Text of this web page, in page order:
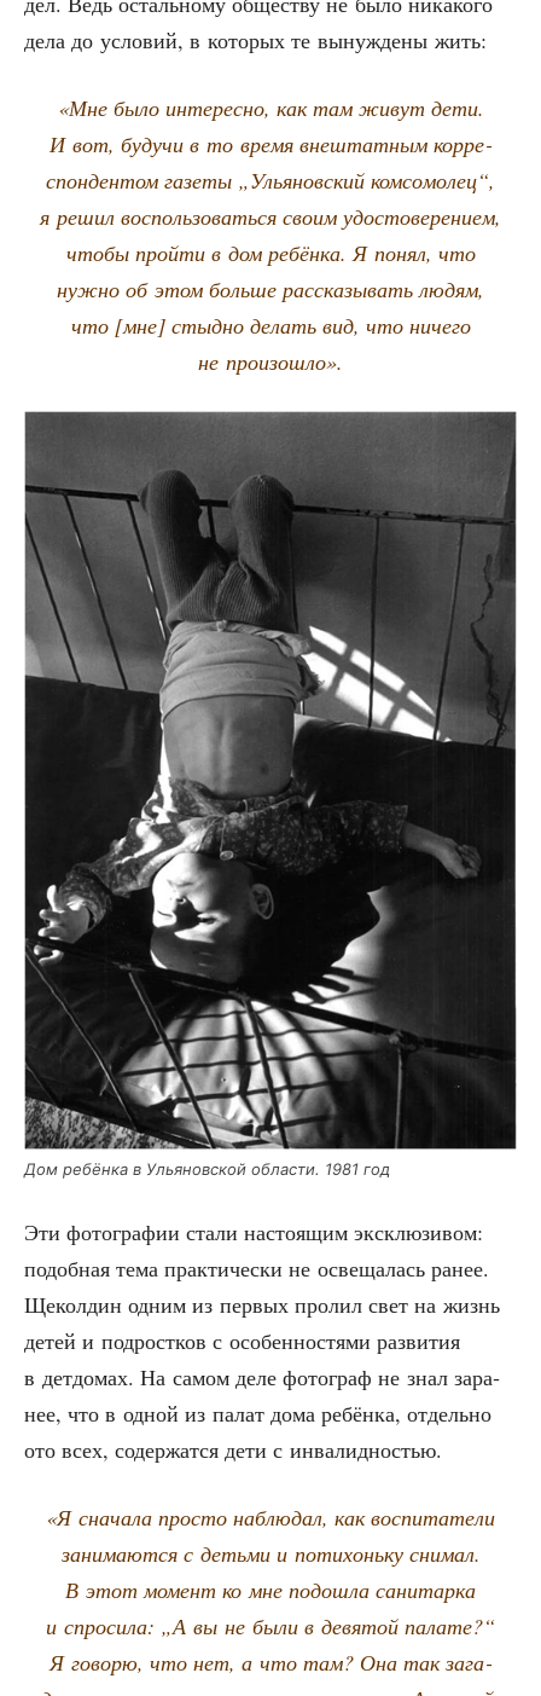
дела до усло­вий, в кото­рых те вынуж­де­ны жить:
«Мне было инте­рес­но, как там живут дети.
И вот, будучи в то вре­мя вне­штат­ным кор­ре­
спон­ден­том газе­ты „Улья­нов­ский ком­со­мо­лец“,
я решил вос­поль­зо­вать­ся сво­им удо­сто­ве­ре­ни­ем,
что­бы прой­ти в дом ребён­ка. Я понял, что
нуж­но об этом боль­ше рас­ска­зы­вать людям,
что [мне] стыд­но делать вид, что ниче­го
не произошло».
Дом ребён­ка в Улья­нов­ской обла­сти. 1981 год
Эти фото­гра­фии ста­ли насто­я­щим экс­клю­зи­вом:
подоб­ная тема прак­ти­че­ски не осве­ща­лась ранее.
Щекол­дин одним из пер­вых про­лил свет на жизнь
детей и под­рост­ков с осо­бен­но­стя­ми раз­ви­тия
в дет­до­мах. На самом деле фото­граф не знал зара­
нее, что в одной из палат дома ребён­ка, отдель­но
ото всех, содер­жат­ся дети с инвалидностью.
«Я сна­ча­ла про­сто наблю­дал, как вос­пи­та­те­ли
зани­ма­ют­ся с детьми и поти­хонь­ку сни­мал.
В этот момент ко мне подо­шла сани­тар­ка
и спро­си­ла: „А вы не были в девя­той пала­те?“
Я гово­рю, что нет, а что там? Она так зага­